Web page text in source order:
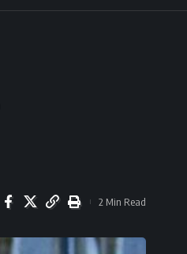
2 Min Read